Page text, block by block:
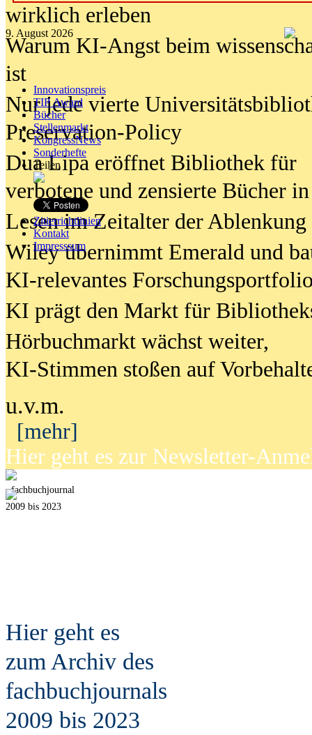
9. August 2026
Innovationspreis
TIP Award
Bücher
Stellenmarkt
KongressNews
Sonderhefte
Teilen
Zitierrichtlinien
Kontakt
Impresssum
wirklich erleben
Warum KI-Angst beim
ist
Nur jede vierte
Preservation-Policy
Dua Lipa eröffnet Bibliothek für
verbotene und zensierte Bücher
Lesen im Zeitalter der Ablenkung
Wiley übernimmt Emerald und
KI-relevantes
KI prägt den Markt für
Hörbuchmarkt wächst weiter,
KI-Stimmen stoßen auf
u.v.m.
[mehr]
Hier geht es zur Newsletter-
fachbuchjournal
2009 bis 2023
Hier geht es
zum Archiv des
fachbuchjournals
2009 bis 2023